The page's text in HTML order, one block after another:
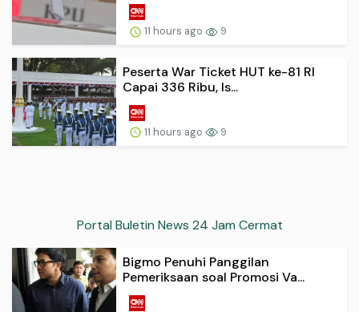
11 hours ago 9
Peserta War Ticket HUT ke-81 RI
Capai 336 Ribu, Is...
11 hours ago 9
Portal Buletin News 24 Jam Cermat
Bigmo Penuhi Panggilan
Pemeriksaan soal Promosi Va...